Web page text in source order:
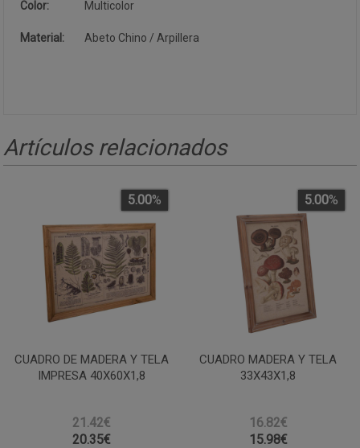
Color: Multicolor
Material: Abeto Chino / Arpillera
Artículos relacionados
CUADRO DE MADERA Y TELA
IMPRESA 40X60X1,8
21.42€
5.00%
20.35€
CUADRO MADERA Y TELA
33X43X1,8
16.82€
5.00%
15.98€